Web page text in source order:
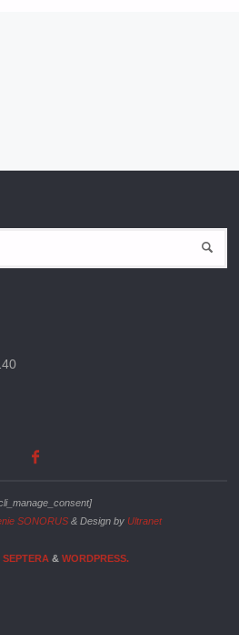
SONORUS & Design by Ultranet
SEPTERA & WORDPRESS.